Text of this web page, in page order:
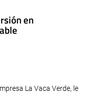
en
La Vaca Verde, le